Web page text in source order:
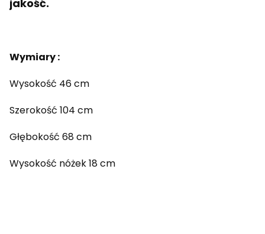
jakość.
Wymiary :
Wysokość 46 cm
Szerokość 104 cm
Głębokość 68 cm
Wysokość nóżek 18 cm